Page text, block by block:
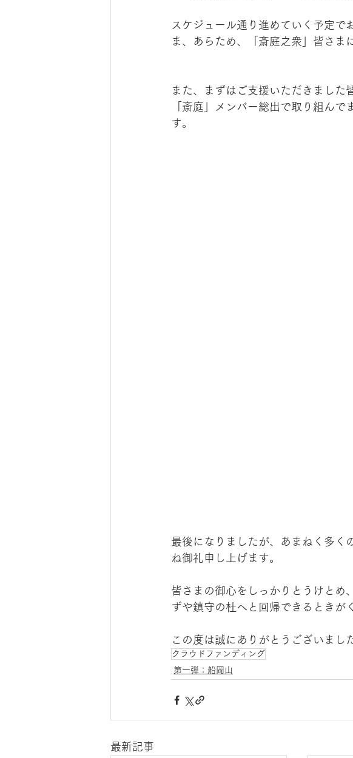
スケジュール通り進めていく予定で
ま、あらため、「斎庭之衆」皆さま
また、まずはご支援いただきました
「斎庭」メンバー総出で取り組ん
す。
最後になりましたが、あまねく多く
ね御礼申し上げます。
皆さまの御心をしっかりとうけとめ
ずや鎮守の杜へと回帰できるときが
この度は誠にありがとうございまし
クラウドファンディング
第一弾：船岡山
最新記事